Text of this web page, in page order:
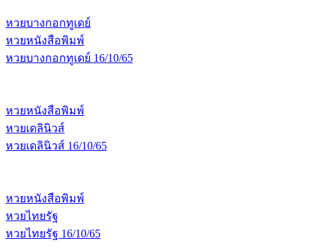
หวยบางกอกทูเดย์
หวยหนังสือพิมพ์
หวยบางกอกทูเดย์ 16/10/65
หวยหนังสือพิมพ์
หวยเดลินิวส์
หวยเดลินิวส์ 16/10/65
หวยหนังสือพิมพ์
หวยไทยรัฐ
หวยไทยรัฐ 16/10/65